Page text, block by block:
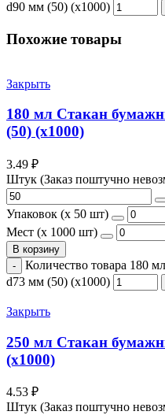
d90 мм (50) (х1000)
Похожие товары
Закрыть
180 мл Стакан
(50) (х1000)
3.49 ₽
Штук (Заказ поштучно
Упаковок (x 50 шт)
Мест (x 1000 шт)
В корзину
Количество товара
d73 мм (50) (х1000)
Закрыть
250 мл Стакан
(х1000)
4.53 ₽
Штук (Заказ поштучно